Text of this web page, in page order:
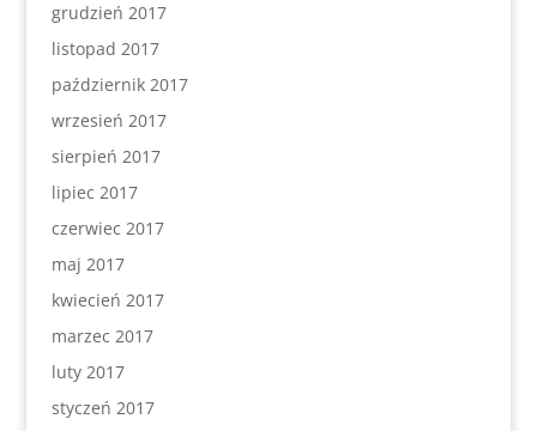
grudzień 2017
listopad 2017
październik 2017
wrzesień 2017
sierpień 2017
lipiec 2017
czerwiec 2017
maj 2017
kwiecień 2017
marzec 2017
luty 2017
styczeń 2017